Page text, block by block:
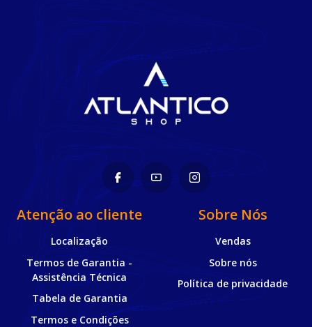
Atenção ao cliente
Localização
Termos de Garantia -
Assistência Técnica
Tabela de Garantia
Termos e Condições
Sobre Nós
Vendas
Sobre nós
Política de privacidade